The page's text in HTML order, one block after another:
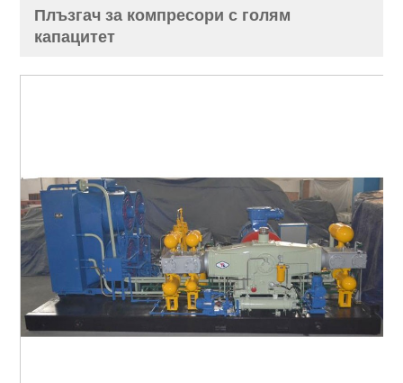
Плъзгач за компресори с голям
капацитет